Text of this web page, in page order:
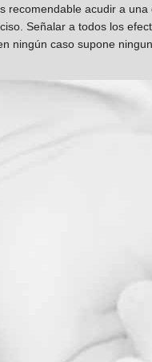
acudir a
Señalar a todos los
ningún caso supone